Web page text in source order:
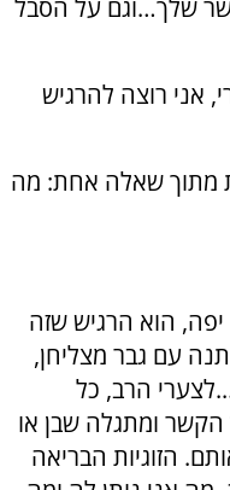
שלך…וגם על הסבל
אני רוצה להרגיש
מתוך שאלה אחת: מה
הוא הרגיש שזה
עם גבר מצליחן,
הרב, כל
ומתגלה שבן או
הזוגיות הבריאה